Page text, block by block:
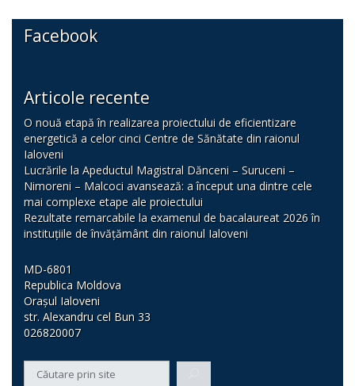
Facebook
Articole recente
O nouă etapă în realizarea proiectului de eficientizare
energetică a celor cinci Centre de Sănătate din raionul
Ialoveni
Lucrările la Apeductul Magistral Dănceni – Suruceni –
Nimoreni – Malcoci avansează: a început una dintre cele
mai complexe etape ale proiectului
Rezultate remarcabile la examenul de bacalaureat 2026 în
instituțiile de învățământ din raionul Ialoveni
MD-6801
Republica Moldova
Orașul Ialoveni
str. Alexandru cel Bun 33
026820007